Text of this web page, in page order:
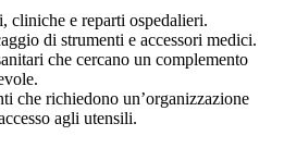
cliniche e reparti ospedalieri.
di strumenti e accessori medici.
che cercano un complemento
che richiedono un’organizzazione
agli utensili.